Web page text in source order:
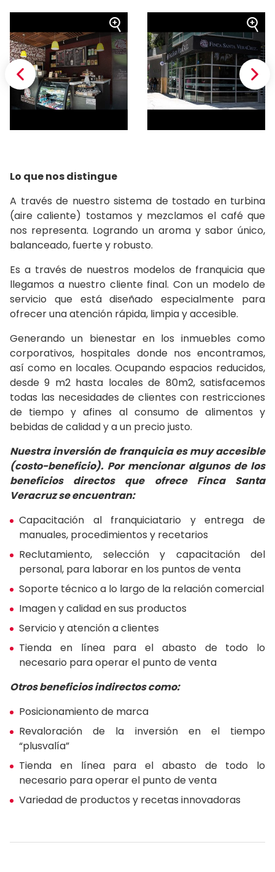
Lo que nos distingue
A través de nuestro sistema de tostado en turbina
(aire caliente) tostamos y mezclamos el café que
nos representa. Logrando un aroma y sabor único,
balanceado, fuerte y robusto.
Es a través de nuestros modelos de franquicia que
llegamos a nuestro cliente final. Con un modelo de
servicio que está diseñado especialmente para
ofrecer una atención rápida, limpia y accesible.
Generando un bienestar en los inmuebles como
corporativos, hospitales donde nos encontramos,
así como en locales. Ocupando espacios reducidos,
desde 9 m2 hasta locales de 80m2, satisfacemos
todas las necesidades de clientes con restricciones
de tiempo y afines al consumo de alimentos y
bebidas de calidad y a un precio justo.
Nuestra inversión de franquicia es muy accesible
(costo-beneficio). Por mencionar algunos de los
beneficios directos que ofrece Finca Santa
Veracruz se encuentran:
Capacitación al franquiciatario y entrega de
manuales, procedimientos y recetarios
Reclutamiento, selección y capacitación del
personal, para laborar en los puntos de venta
Soporte técnico a lo largo de la relación comercial
Imagen y calidad en sus productos
Servicio y atención a clientes
Tienda en línea para el abasto de todo lo
necesario para operar el punto de venta
Otros beneficios indirectos como:
Posicionamiento de marca
Revaloración de la inversión en el tiempo
“plusvalía”
Tienda en línea para el abasto de todo lo
necesario para operar el punto de venta
Variedad de productos y recetas innovadoras